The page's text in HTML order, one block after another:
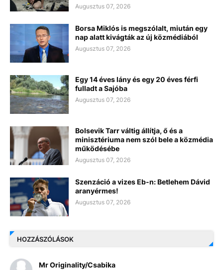
Augusztus 07, 2026
Borsa Miklós is megszólalt, miután egy
nap alatt kivágták az új közmédiából
Augusztus 07, 2026
Egy 14 éves lány és egy 20 éves férfi
fulladt a Sajóba
Augusztus 07, 2026
Bolsevik Tarr váltig állítja, ő és a
minisztériuma nem szól bele a közmédia
működésébe
Augusztus 07, 2026
Szenzáció a vizes Eb-n: Betlehem Dávid
aranyérmes!
Augusztus 07, 2026
HOZZÁSZÓLÁSOK
Mr Originality/Csabika